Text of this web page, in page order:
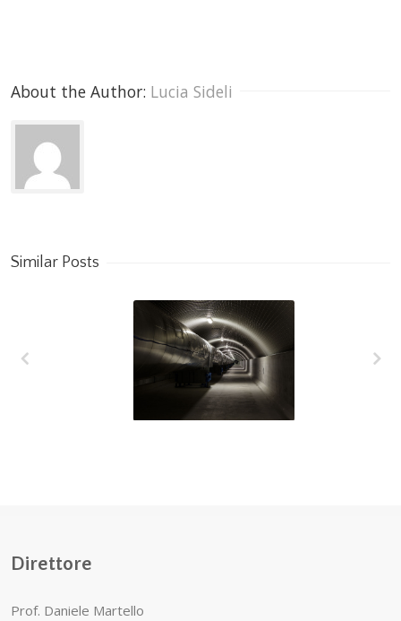
About the Author: Lucia Sideli
Similar Posts
L’interferometro
Direttore
Prof. Daniele Martello